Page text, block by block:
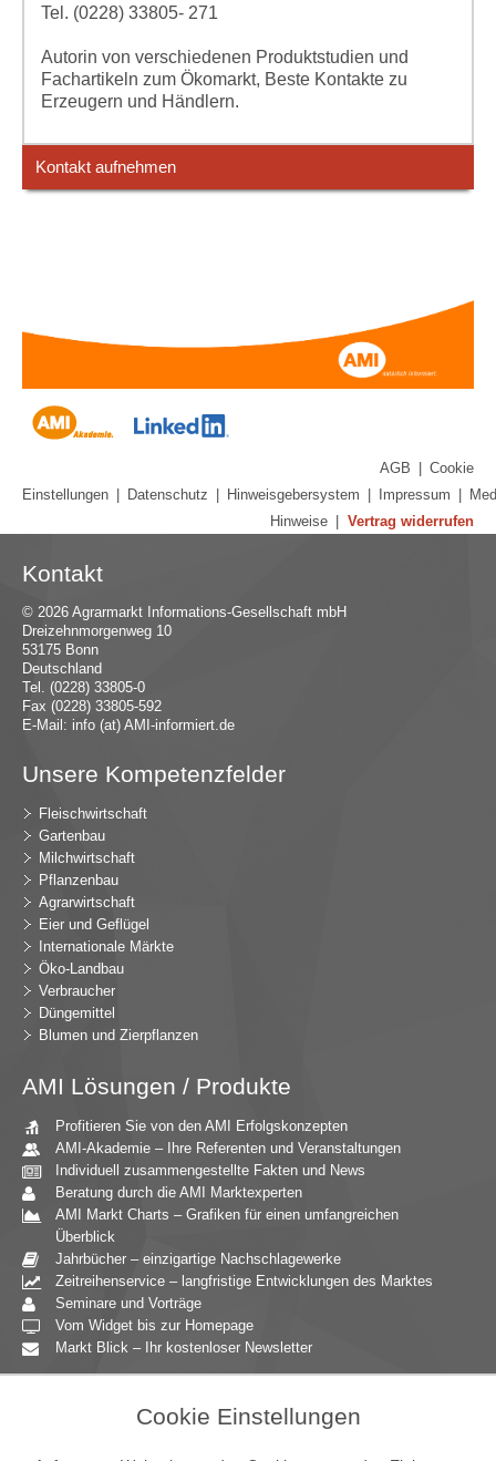
Tel. (0228) 33805- 271
Autorin von verschiedenen Produktstudien und
Fachartikeln zum Ökomarkt, Beste Kontakte zu
Erzeugern und Händlern.
Kontakt aufnehmen
AGB
Cookie
Einstellungen
Datenschutz Hinweisgebersystem Impressum
Hinweise
Vertrag widerrufen
Kontakt
© 2026 Agrarmarkt Informations-Gesellschaft mbH
Dreizehnmorgenweg 10
53175 Bonn
Deutschland
Tel. (0228) 33805-0
Fax (0228) 33805-592
E-Mail: info (at) AMI-informiert.de
Unsere Kompetenzfelder
Fleischwirtschaft
Gartenbau
Milchwirtschaft
Pflanzenbau
Agrarwirtschaft
Eier und Geflügel
Internationale Märkte
Öko-Landbau
Verbraucher
Düngemittel
Blumen und Zierpflanzen
AMI Lösungen / Produkte
Profitieren Sie von den AMI Erfolgskonzepten
AMI-Akademie – Ihre Referenten und Veranstaltungen
Individuell zusammengestellte Fakten und News
Beratung durch die AMI Marktexperten
AMI Markt Charts – Grafiken für einen umfangreichen
Überblick
Jahrbücher – einzigartige Nachschlagewerke
Zeitreihenservice – langfristige Entwicklungen des Marktes
Seminare und Vorträge
Vom Widget bis zur Homepage
Markt Blick – Ihr kostenloser Newsletter
Cookie Einstellungen